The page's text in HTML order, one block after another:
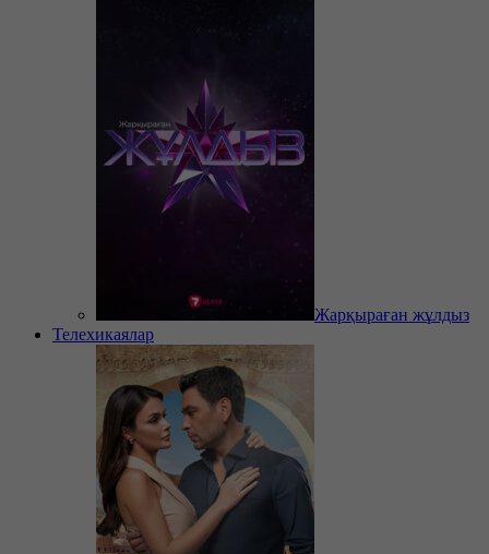
Жарқыраған жұлдыз
Телехикаялар